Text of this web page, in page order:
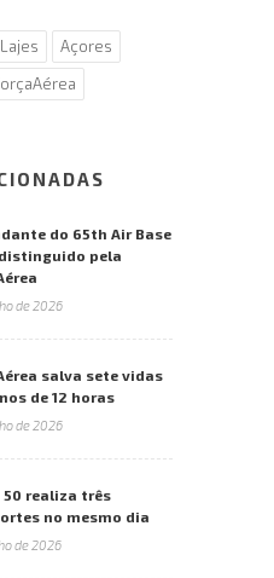
Lajes
Açores
do 65th Air Base
pela
de 2026
salva sete vidas
de 12 horas
de 2026
50 realiza três
no mesmo dia
de 2026